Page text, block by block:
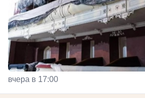
вчера в 17:00